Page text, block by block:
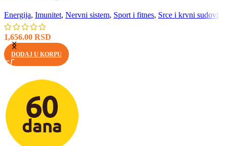
Energija, Imunitet, Nervni sistem, Sport i fitnes, Srce i krvni sudovi
1,656.00 RSD
DODAJ U KORPU